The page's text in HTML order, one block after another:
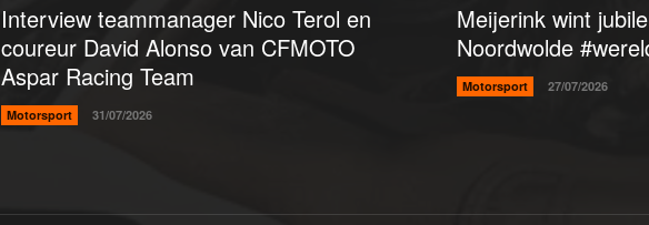
Interview teammanager Nico Terol en
coureur David Alonso van CFMOTO
Aspar Racing Team
Motorsport 31/07/2026
Meijerink wint
Noordwolde
Motorsport 27/07/2026